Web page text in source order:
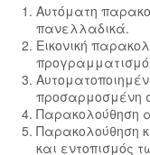
Αυτόματη
πανελλαδικά.
Εικονική
προσαρμοσμένη
Παρακολούθηση
Παρακολούθηση
και εντοπισμός